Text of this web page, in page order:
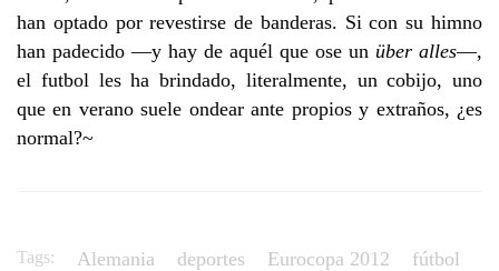
han optado por revestirse de banderas. Si con su himno
han padecido —y hay de aquél que ose un über alles—,
el futbol les ha brindado, literalmente, un cobijo, uno
que en verano suele ondear ante propios y extraños, ¿es
normal?~
Tags: Alemania deportes Eurocopa 2012 fútbol